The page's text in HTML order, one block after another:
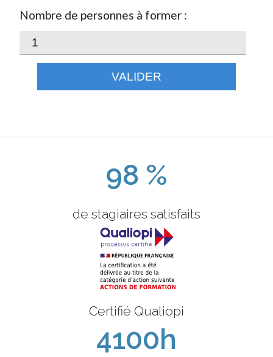
Nombre de personnes à former :
VALIDER
98 %
de stagiaires satisfaits
Certifié Qualiopi
4100h